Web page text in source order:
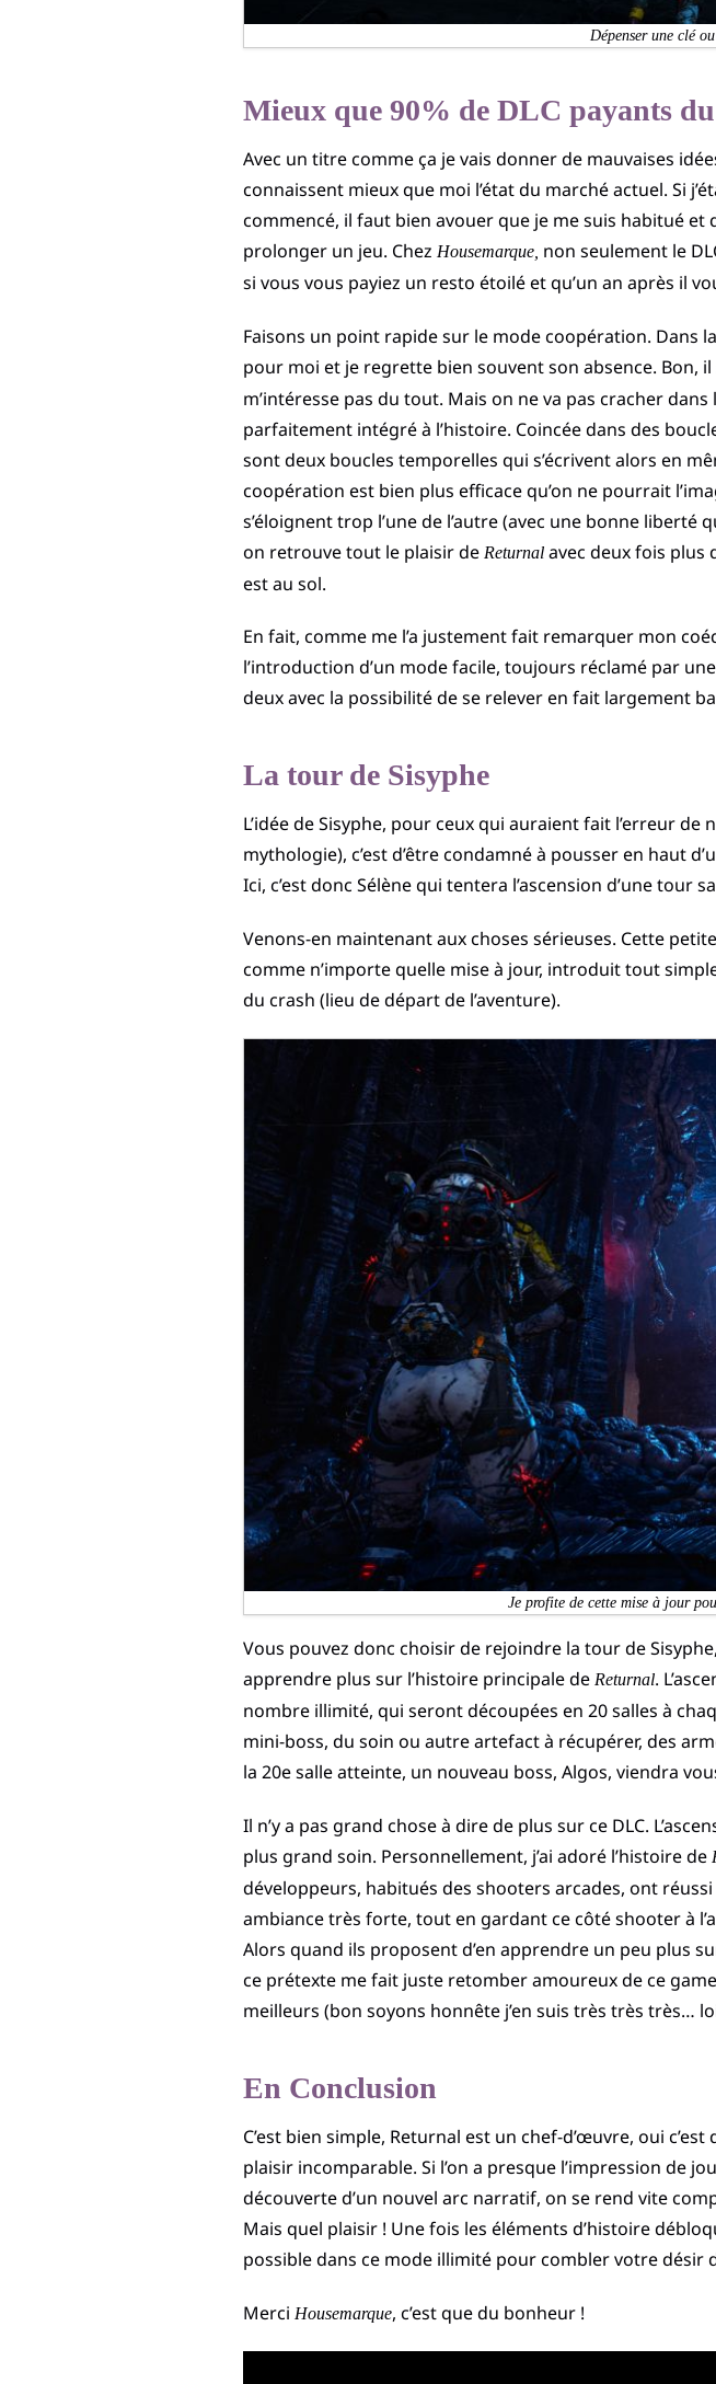
Dépenser une clé
Mieux que 90% de DLC payants
Avec un titre comme ça je vais donner de mauvaises
connaissent mieux que moi l’état du marché actuel. Si
commencé, il faut bien avouer que je me suis habitué et
prolonger un jeu. Chez Housemarque, non seulement le
si vous vous payiez un resto étoilé et qu’un an après il
Faisons un point rapide sur le mode coopération. Dans
pour moi et je regrette bien souvent son absence. Bon, il
m’intéresse pas du tout. Mais on ne va pas cracher
parfaitement intégré à l’histoire. Coincée dans des
sont deux boucles temporelles qui s’écrivent alors en
coopération est bien plus efficace qu’on ne pourrait
s’éloignent trop l’une de l’autre (avec une bonne liberté
on retrouve tout le plaisir de Returnal avec deux fois plus
est au sol.
En fait, comme me l’a justement fait remarquer mon
l’introduction d’un mode facile, toujours réclamé par
deux avec la possibilité de se relever en fait largement
La tour de Sisyphe
L’idée de Sisyphe, pour ceux qui auraient fait l’erreur de
mythologie), c’est d’être condamné à pousser en haut
Ici, c’est donc Sélène qui tentera l’ascension d’une tour
Venons-en maintenant aux choses sérieuses. Cette
comme n’importe quelle mise à jour, introduit tout
du crash (lieu de départ de l’aventure).
Je profite de cette mise à jour
Vous pouvez donc choisir de rejoindre la tour de
apprendre plus sur l’histoire principale de Returnal.
nombre illimité, qui seront découpées en 20 salles à
mini-boss, du soin ou autre artefact à récupérer, des
la 20e salle atteinte, un nouveau boss, Algos, viendra
Il n’y a pas grand chose à dire de plus sur ce DLC.
plus grand soin. Personnellement, j’ai adoré l’histoire de
développeurs, habitués des shooters arcades, ont
ambiance très forte, tout en gardant ce côté shooter à
Alors quand ils proposent d’en apprendre un peu plus
ce prétexte me fait juste retomber amoureux de ce
meilleurs (bon soyons honnête j’en suis très très très…
En Conclusion
C’est bien simple, Returnal est un chef-d’œuvre, oui
plaisir incomparable. Si l’on a presque l’impression de
découverte d’un nouvel arc narratif, on se rend vite
Mais quel plaisir ! Une fois les éléments d’histoire
possible dans ce mode illimité pour combler votre désir
Merci Housemarque, c’est que du bonheur !